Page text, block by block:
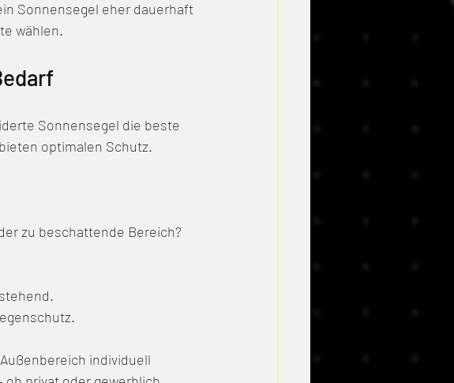
Sonnensegel eher dauerhaft
wählen.
Sonnensegel die beste
optimalen Schutz.
zu beschattende Bereich?
individuell